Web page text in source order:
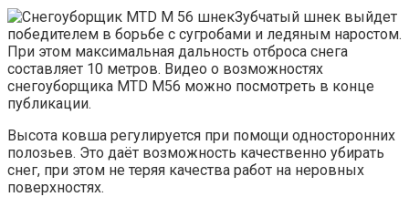
Зубчатый шнек выйдет
победителем в борьбе с сугробами и ледяным наростом.
При этом максимальная дальность отброса снега
составляет 10 метров. Видео о возможностях
снегоуборщика MTD M56 можно посмотреть в конце
публикации.
Высота ковша регулируется при помощи односторонних
полозьев. Это даёт возможность качественно убирать
снег, при этом не теряя качества работ на неровных
поверхностях.